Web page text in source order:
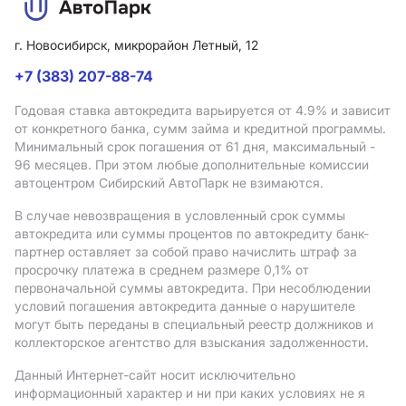
г. Новосибирск, микрорайон Летный, 12
+7 (383) 207-88-74
Годовая ставка автокредита варьируется от 4.9% и зависит
от конкретного банка, сумм займа и кредитной программы.
Минимальный срок погашения от 61 дня, максимальный -
96 месяцев. При этом любые дополнительные комиссии
автоцентром Сибирский АвтоПарк не взимаются.
В случае невозвращения в условленный срок суммы
автокредита или суммы процентов по автокредиту банк-
партнер оставляет за собой право начислить штраф за
просрочку платежа в среднем размере 0,1% от
первоначальной суммы автокредита. При несоблюдении
условий погашения автокредита данные о нарушителе
могут быть переданы в специальный реестр должников и
коллекторское агентство для взыскания задолженности.
Данный Интернет-сайт носит исключительно
информационный характер и ни при каких условиях не я